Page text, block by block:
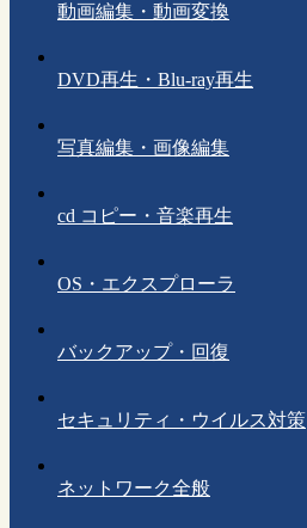
動画編集・動画変換
DVD再生・Blu-ray再生
写真編集・画像編集
cd コピー・音楽再生
OS・エクスプローラ
バックアップ・回復
セキュリティ・ウイルス対策
ネットワーク全般